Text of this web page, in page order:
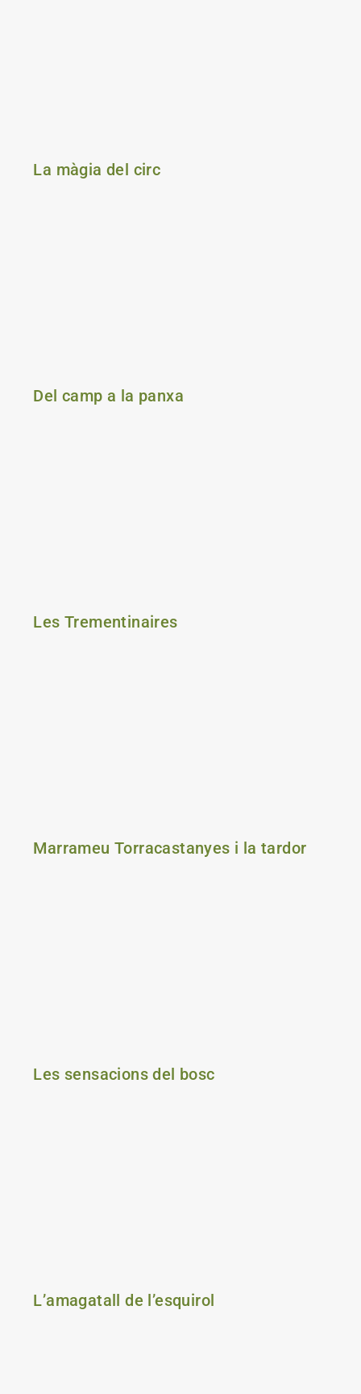
La màgia del circ
Del camp a la panxa
Les Trementinaires
Marrameu Torracastanyes i la tardor
Les sensacions del bosc
L’amagatall de l’esquirol